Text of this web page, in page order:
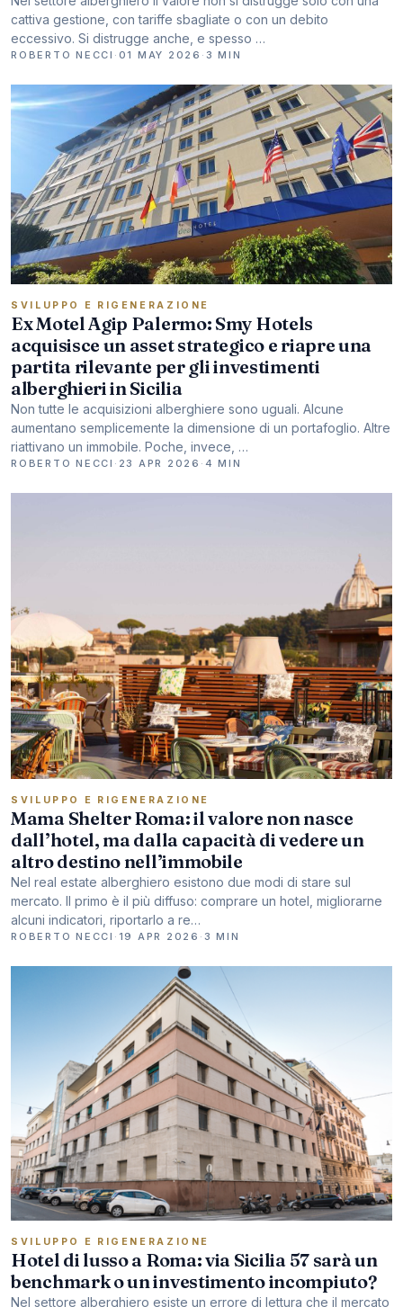
cattiva gestione, con tariffe sbagliate o con un debito
eccessivo. Si distrugge anche, e spesso …
ROBERTO NECCI · 01 MAY 2026 · 3 MIN
SVILUPPO E RIGENERAZIONE
Ex Motel Agip Palermo: Smy Hotels
acquisisce un asset strategico e riapre una
partita rilevante per gli investimenti
alberghieri in Sicilia
Non tutte le acquisizioni alberghiere sono uguali. Alcune
aumentano semplicemente la dimensione di un portafoglio. Altre
riattivano un immobile. Poche, invece, …
ROBERTO NECCI · 23 APR 2026 · 4 MIN
SVILUPPO E RIGENERAZIONE
Mama Shelter Roma: il valore non nasce
dall’hotel, ma dalla capacità di vedere un
altro destino nell’immobile
Nel real estate alberghiero esistono due modi di stare sul
mercato. Il primo è il più diffuso: comprare un hotel, migliorarne
alcuni indicatori, riportarlo a re…
ROBERTO NECCI · 19 APR 2026 · 3 MIN
SVILUPPO E RIGENERAZIONE
Hotel di lusso a Roma: via Sicilia 57 sarà un
benchmark o un investimento incompiuto?
Nel settore alberghiero esiste un errore di lettura che il mercato